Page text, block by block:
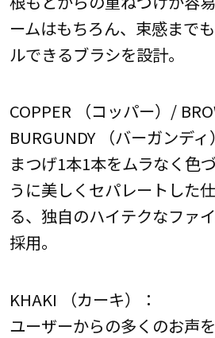
ームはもちろん、束感まで
ルできるブラシを設計。
COPPER （コッパー）/
BURGUNDY （バーガンディ
まつげ1本1本をムラなく色
うに美しくセパレートした
る、独自のハイテクなファ
採用。
KHAKI （カーキ）：
ユーザーからの多くのお声